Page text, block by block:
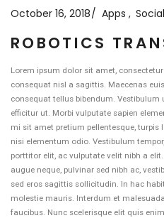
October 16, 2018 Apps Social
ROBOTICS
Lorem ipsum dolor sit amet,
consequat nisl a sagittis. Maecenas
consequat tellus bibendum.
efficitur ut. Morbi vulputate sapien
mi sit amet pretium pellentesque,
nisi elementum odio. Vestibulum
porttitor elit, ac vulputate velit nibh a
augue neque, pulvinar sed nibh ac,
sed eros sagittis sollicitudin. In hac
molestie mauris. Interdum et
faucibus. Nunc scelerisque elit quis